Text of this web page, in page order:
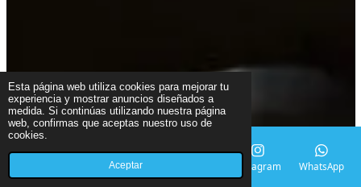
Esta página web utiliza cookies para mejorar tu
experiencia y mostrar anuncios diseñados a
medida. Si continúas utilizando nuestra página
web, confirmas que aceptas nuestro uso de
cookies.
Aceptar
Teléfono Instagram WhatsApp